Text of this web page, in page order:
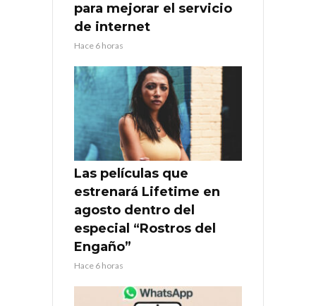
para mejorar el servicio
de internet
Hace 6 horas
Las películas que
estrenará Lifetime en
agosto dentro del
especial “Rostros del
Engaño”
Hace 6 horas